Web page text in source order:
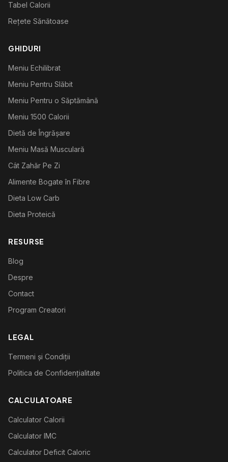
Tabel Calorii
Rețete Sănătoase
GHIDURI
Meniu Echilibrat
Meniu Pentru Slăbit
Meniu Pentru o Săptămână
Meniu 1500 Calorii
Dietă de Îngrășare
Meniu Masă Musculară
Cât Zahăr Pe Zi
Alimente Bogate în Fibre
Dieta Low Carb
Dieta Proteică
RESURSE
Blog
Despre
Contact
Program Creatori
LEGAL
Termeni și Condiții
Politica de Confidențialitate
CALCULATOARE
Calculator Calorii
Calculator IMC
Calculator Deficit Caloric